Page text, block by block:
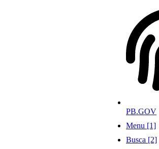
PB.GOV
Menu [1]
Busca [2]